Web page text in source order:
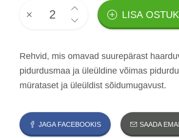
LISA
Rehvid, mis omavad suurepärast
pidurdusmaa ja üleüldine võimas
mürataset ja üleüldist sõidumugavust.
JAGA FACEBOOKIS SAADA